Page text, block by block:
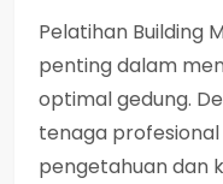
Pelatihan Building
penting dalam
optimal gedung.
tenaga
pengetahuan dan